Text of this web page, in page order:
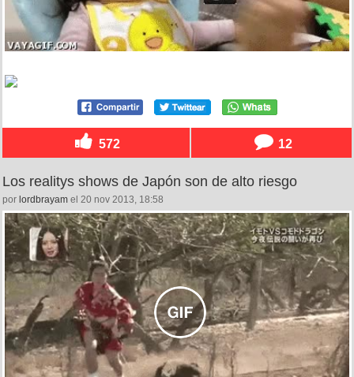
572 12
Los realitys shows de Japón son de alto riesgo
por lordbrayam el 20 nov 2013, 18:58